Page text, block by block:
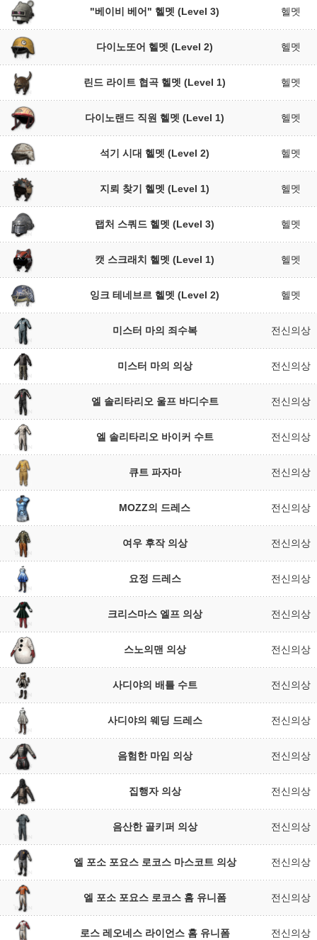
"베이비 베어" 헬멧 (Level 3) 헬멧
다이노또어 헬멧 (Level 2) 헬멧
린드 라이트 협곡 헬멧 (Level 1) 헬멧
다이노랜드 직원 헬멧 (Level 1) 헬멧
석기 시대 헬멧 (Level 2) 헬멧
지뢰 찾기 헬멧 (Level 1) 헬멧
랩처 스쿼드 헬멧 (Level 3) 헬멧
캣 스크래치 헬멧 (Level 1) 헬멧
잉크 테네브르 헬멧 (Level 2) 헬멧
미스터 마의 죄수복 전신의상
미스터 마의 의상 전신의상
엘 솔리타리오 울프 바디수트 전신의상
엘 솔리타리오 바이커 수트 전신의상
큐트 파자마 전신의상
MOZZ의 드레스 전신의상
여우 후작 의상 전신의상
요정 드레스 전신의상
크리스마스 엘프 의상 전신의상
스노의맨 의상 전신의상
사디야의 배틀 수트 전신의상
사디야의 웨딩 드레스 전신의상
음험한 마임 의상 전신의상
집행자 의상 전신의상
음산한 골키퍼 의상 전신의상
엘 포소 포요스 로코스 마스코트 의상 전신의상
엘 포소 포요스 로코스 홈 유니폼 전신의상
로스 레오네스 라이언스 홈 유니폼 전신의상